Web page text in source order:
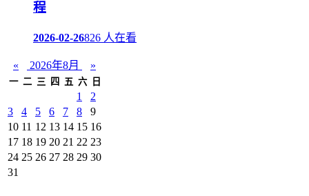
程
2026-02-26826 人在看
« 2026年8月 »
一 二 三 四 五 六 日
1
2
3
4 5 6 7 8
9
10 11 12 13 14 15 16
17 18 19 20 21 22 23
24 25 26 27 28 29 30
31